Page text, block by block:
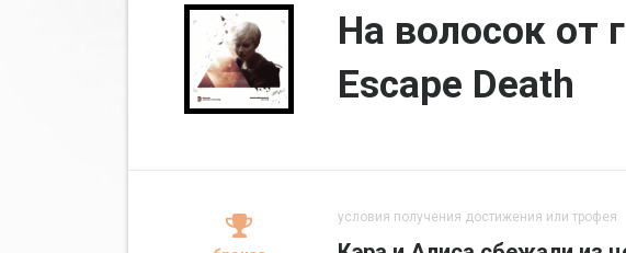
На волосок от
Escape Death
условия получения достижения или трофея